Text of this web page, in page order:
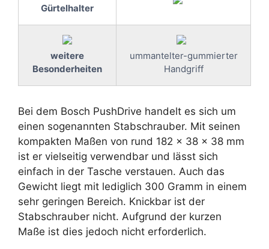
Gürtelhalter
weitere
Besonderheiten
ummantelter-gummierter
Handgriff
Bei dem Bosch PushDrive handelt es sich um
einen sogenannten Stabschrauber. Mit seinen
kompakten Maßen von rund 182 x 38 x 38 mm
ist er vielseitig verwendbar und lässt sich
einfach in der Tasche verstauen. Auch das
Gewicht liegt mit lediglich 300 Gramm in einem
sehr geringen Bereich. Knickbar ist der
Stabschrauber nicht. Aufgrund der kurzen
Maße ist dies jedoch nicht erforderlich.